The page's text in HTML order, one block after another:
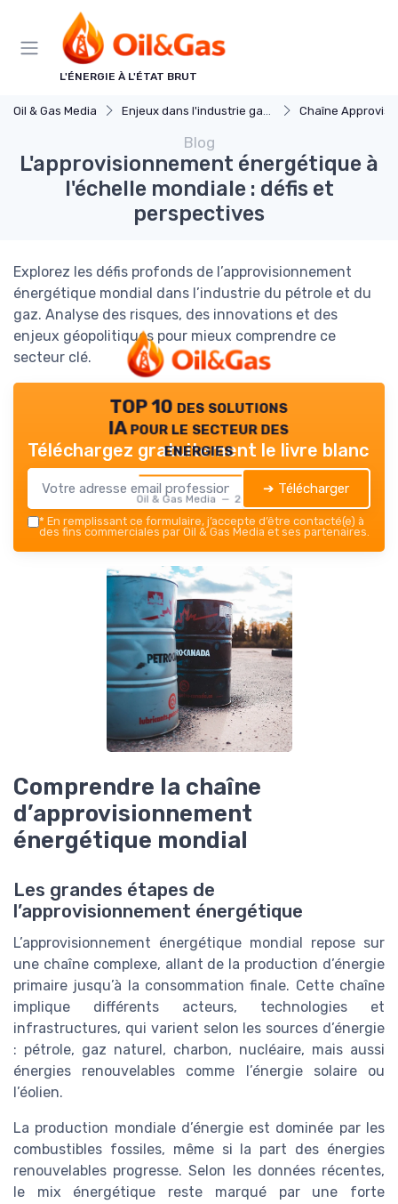
L'ÉNERGIE À L'ÉTAT BRUT
Oil & Gas Media Enjeux dans l'industrie gaz et petrole Chaîne
Blog
L'approvisionnement énergétique à
l'échelle mondiale : défis et
perspectives
Explorez les défis profonds de l’approvisionnement
énergétique mondial dans l’industrie du pétrole et du
gaz. Analyse des risques, des innovations et des
enjeux géopolitiques pour mieux comprendre ce
secteur clé.
TOP 10 des solutions
IA pour le secteur des
energies
Oil & Gas Media — 2026
Téléchargez gratuitement le livre blanc
➔ Télécharger
* En remplissant ce formulaire, j’accepte d’être contacté(e) à
des fins commerciales par Oil & Gas Media et ses partenaires.
Comprendre la chaîne
d’approvisionnement
énergétique mondial
Les grandes étapes de
l’approvisionnement énergétique
L’approvisionnement énergétique mondial repose sur
une chaîne complexe, allant de la production d’énergie
primaire jusqu’à la consommation finale. Cette chaîne
implique différents acteurs, technologies et
infrastructures, qui varient selon les sources d’énergie
: pétrole, gaz naturel, charbon, nucléaire, mais aussi
énergies renouvelables comme l’énergie solaire ou
l’éolien.
La production mondiale d’énergie est dominée par les
combustibles fossiles, même si la part des énergies
renouvelables progresse. Selon les données récentes,
le mix énergétique reste marqué par une forte
Panneau de gestion des cookies